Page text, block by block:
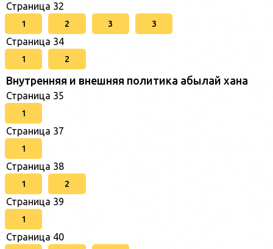
Страница 32
1 2 3 3
Страница 34
1 2
Внутренняя и внешняя политика абылай хана
Страница 35
1
Страница 37
1
Страница 38
1 2
Страница 39
1
Страница 40